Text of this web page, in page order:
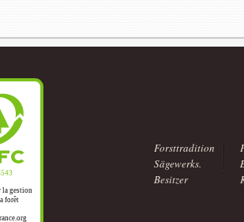
Forsttradition
Sägewerks.
Besitzer